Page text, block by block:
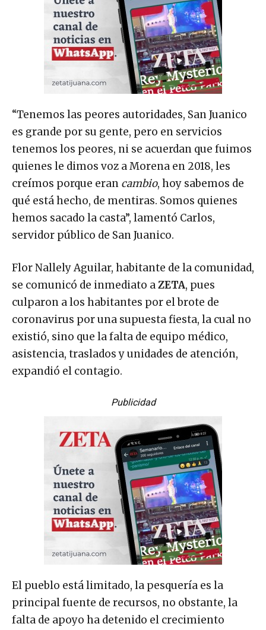
“Tenemos las peores autoridades, San Juanico
es grande por su gente, pero en servicios
tenemos los peores, ni se acuerdan que fuimos
quienes le dimos voz a Morena en 2018, les
creímos porque eran cambio, hoy sabemos de
qué está hecho, de mentiras. Somos quienes
hemos sacado la casta”, lamentó Carlos,
servidor público de San Juanico.
Flor Nallely Aguilar, habitante de la comunidad,
se comunicó de inmediato aZETA, pues
culparon a los habitantes por el brote de
coronavirus por una supuesta fiesta, la cual no
existió, sino que la falta de equipo médico,
asistencia, traslados y unidades de atención,
expandió el contagio.
Publicidad
El pueblo está limitado, la pesquería es la
principal fuente de recursos, no obstante, la
falta de apoyo ha detenido el crecimiento